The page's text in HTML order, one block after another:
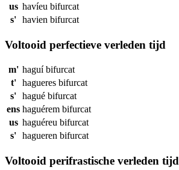
us havíeu bifurcat
s' havien bifurcat
Voltooid perfectieve verleden tijd
m' haguíbifurcat
t'
hagueres bifurcat
s' hagué bifurcat
ens haguérem bifurcat
us haguéreu bifurcat
s' hagueren bifurcat
Voltooid perifrastische verleden tijd